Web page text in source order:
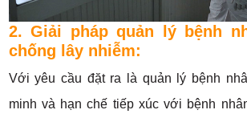
2. Giải pháp quản lý bệnh
chống lây nhiễm:
Với yêu cầu đặt ra là quản lý bệnh
minh và hạn chế tiếp xúc với bệnh